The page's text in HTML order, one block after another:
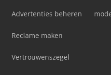
Advertenties beheren
Reclame maken
Vertrouwenszegel